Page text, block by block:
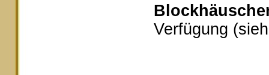
Verfügung